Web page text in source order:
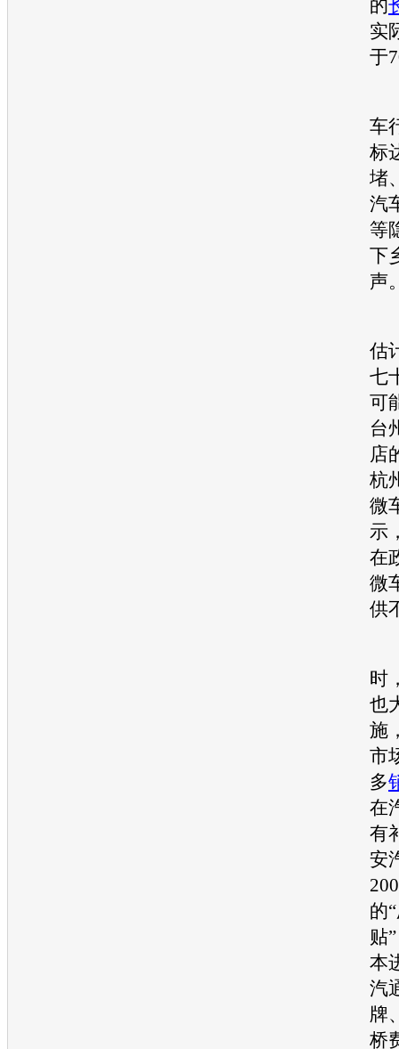
的
实
于
车
标
堵
汽
等
下
声
估
七
可
台
店
杭
微
示
在
微
供
时
也
施
市
多
在
有
安
的
贴
本
汽
牌
桥